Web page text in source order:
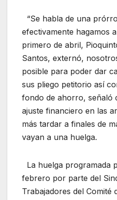
“Se habla de una
efectivamente hagamos
primero de abril,
Santos, externó,
posible para poder dar
sus pliego petitorio así
fondo de ahorro, señaló
ajuste financiero en las
más tardar a finales de
vayan a una huelga.
La huelga programada
febrero por parte del
Trabajadores del Comité